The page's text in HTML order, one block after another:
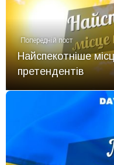
Попередній пост
Найспекотніше
претендентів